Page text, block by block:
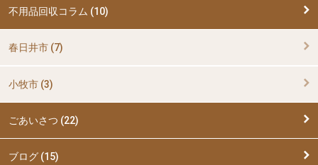
不用品回収コラム (10)
春日井市 (7)
小牧市 (3)
ごあいさつ (22)
ブログ (15)